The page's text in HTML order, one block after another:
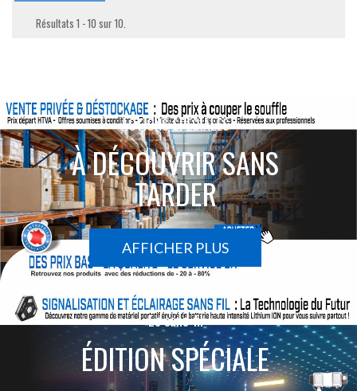
Résultats 1 - 10 sur 10.
ACTIONS SPÉCIALES
À DÉCOUVRIR SANS
TARDER
AFFICHER PLUS
Le sans-fil
ÉDITION SPÉCIALE